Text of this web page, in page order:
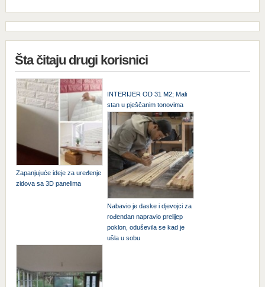
Šta čitaju drugi korisnici
Zapanjujuće ideje za uređenje
zidova sa 3D panelima
INTERIJER OD 31 M2; Mali
stan u pješčanim tonovima
Nabavio je daske i djevojci za
rođendan napravio prelijep
poklon, oduševila se kad je
ušla u sobu